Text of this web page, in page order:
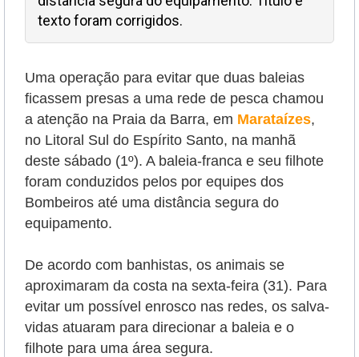
texto foram corrigidos.
Uma operação para evitar que duas baleias
ficassem presas a uma rede de pesca chamou
a atenção na Praia da Barra, em Marataízes,
no Litoral Sul do Espírito Santo, na manhã
deste sábado (1º). A baleia-franca e seu filhote
foram conduzidos pelos por equipes dos
Bombeiros até uma distância segura do
equipamento.
De acordo com banhistas, os animais se
aproximaram da costa na sexta-feira (31). Para
evitar um possível enrosco nas redes, os salva-
vidas atuaram para direcionar a baleia e o
filhote para uma área segura.